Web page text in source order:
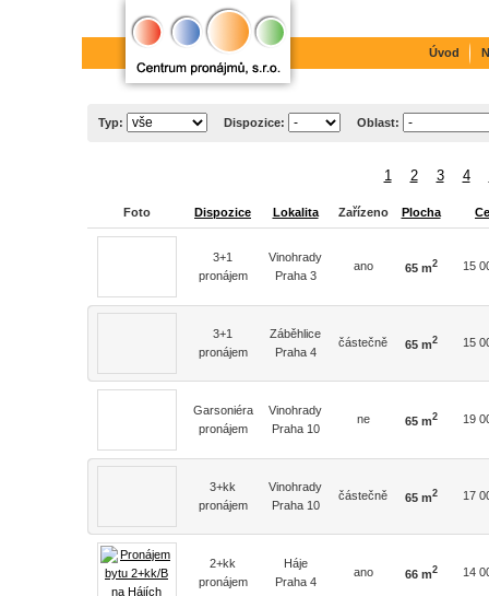
Typ: Dispozice: Oblast:
1 2 3 4
Foto Dispozice Lokalita Zařízeno Plocha
3+1
pronájem
Vinohrady
Praha 3
ano 65 m2 15
3+1
pronájem
Záběhlice
Praha 4
částečně 65 m2 15
Garsoniéra
pronájem
Vinohrady
Praha 10
ne 65 m2 19
3+kk
pronájem
Vinohrady
Praha 10
částečně 65 m2 17
2+kk
pronájem
Háje
Praha 4
ano 66 m2 14
Úvod